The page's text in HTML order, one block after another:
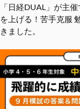
「日経DUAL」が主
を上げる！苦手克服
きました。